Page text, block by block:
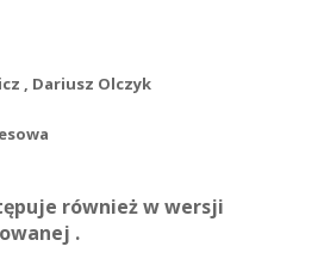
, Dariusz Olczyk
również w wersji
.